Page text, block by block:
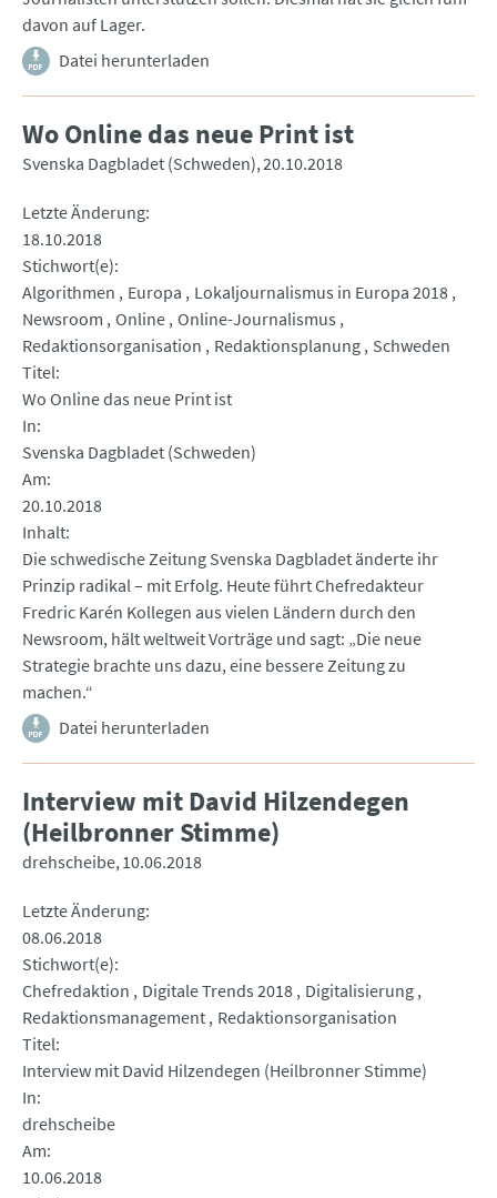
davon auf Lager.
Datei herunterladen
Wo Online das neue Print ist
Svenska Dagbladet (Schweden) 20.10.2018
Letzte Änderung
18.10.2018
Stichwort(e)
Algorithmen
Europa
Lokaljournalismus in Europa 2018
Newsroom Online Online-Journalismus
Redaktionsorganisation
Redaktionsplanung Schweden
Titel
Wo Online das neue Print ist
In
Svenska Dagbladet (Schweden)
Am
20.10.2018
Inhalt
Die schwedische Zeitung Svenska Dagbladet änderte ihr
Prinzip radikal – mit Erfolg. Heute führt Chefredakteur
Fredric Karén Kollegen aus vielen Ländern durch den
Newsroom, hält weltweit Vorträge und sagt: „Die neue
Strategie brachte uns dazu, eine bessere Zeitung zu
machen.“
Datei herunterladen
Interview mit David Hilzendegen
(Heilbronner Stimme)
drehscheibe 10.06.2018
Letzte Änderung
08.06.2018
Stichwort(e)
Chefredaktion
Digitale Trends 2018 Digitalisierung
Redaktionsmanagement Redaktionsorganisation
Titel
Interview mit David Hilzendegen (Heilbronner Stimme)
In
drehscheibe
Am
10.06.2018